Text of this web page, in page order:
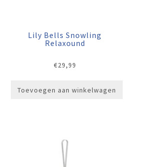
Lily Bells Snowling
Relaxound
€29,99
Toevoegen aan winkelwagen